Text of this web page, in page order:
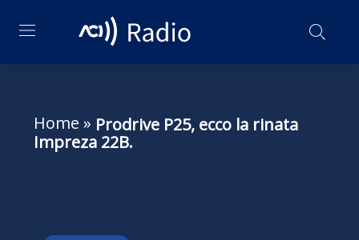
Home » Prodrive P25, ecco la rinata
Impreza 22B.